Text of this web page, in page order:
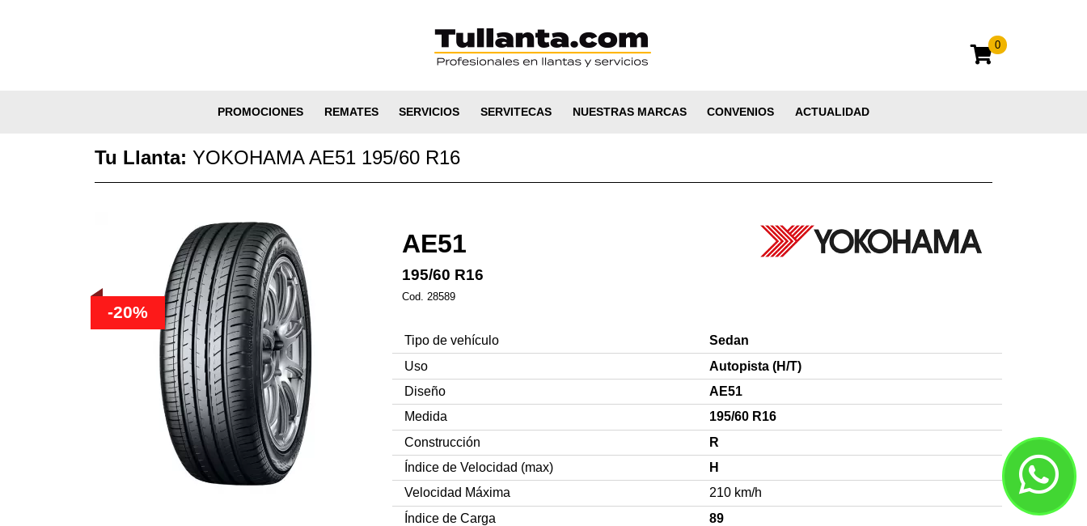
0
PROMOCIONES REMATES SERVICIOS SERVITECAS NUESTRAS MARCAS CONVENIOS ACTUALIDAD
Tu Llanta: YOKOHAMA AE51 195/60 R16
-20%
AE51
195/60 R16
Cod. 28589
Tipo de vehículo
Sedan
Uso
Autopista (H/T)
Diseño
AE51
Medida
195/60 R16
Construcción
R
Índice de Velocidad (max)
H
Velocidad Máxima
210 km/h
Índice de Carga
89